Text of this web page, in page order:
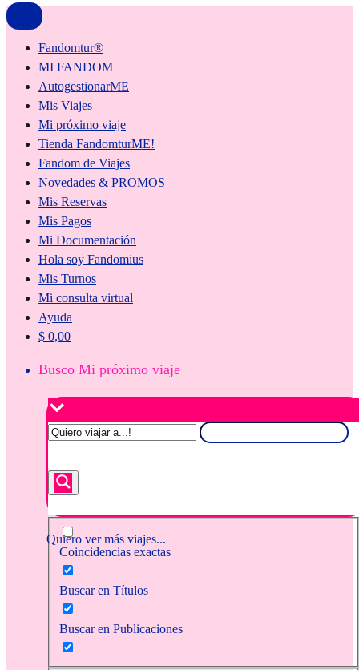
Fandomtur®
MI FANDOM
AutogestionarME
Mis Viajes
Mi próximo viaje
Tienda FandomturME!
Fandom de Viajes
Novedades & PROMOS
Mis Reservas
Mis Pagos
Mi Documentación
Hola soy Fandomius
Mis Turnos
Mi consulta virtual
Ayuda
$ 0,00
Busco Mi próximo viaje
Quiero ver más viajes...
Coincidencias exactas
Buscar en Títulos
Buscar en Publicaciones